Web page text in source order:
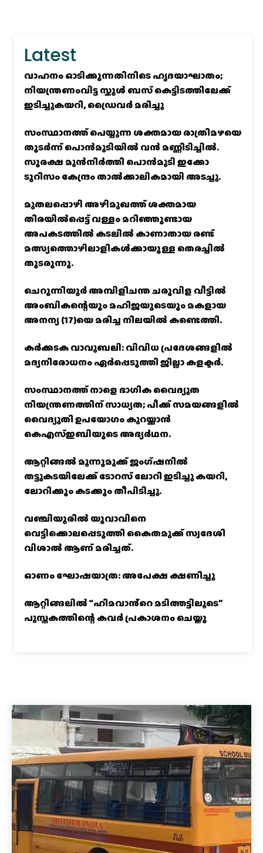
Latest
വാഹനം ഓടിക്കുന്നതിനിടെ ഹൃദയാഘാതം;
നിയന്ത്രണംവിട്ട സ്കൂൾ ബസ് കെട്ടിടത്തിലേക്ക്
ഇടിച്ചുകയറി, ഡ്രൈവർ മരിച്ചു
സംസ്ഥാനത്ത് പെയ്യുന്ന ശക്തമായ രാത്രിമഴയെ
തുടർന്ന് പൊൻമുടിയില്‍ വൻ മണ്ണിടിച്ചില്‍.
സുരക്ഷ മുൻനിർത്തി പൊൻമുടി ഇക്കോ
ടൂറിസം കേന്ദ്രം താല്‍ക്കാലികമായി അടച്ചു.
മുതലപ്പൊഴി അഴിമുഖത്ത് ശക്തമായ
തിരയിൽപ്പെട്ട് വള്ളം മറിഞ്ഞുണ്ടായ
അപകടത്തിൽ കടലിൽ കാണാതായ രണ്ട്
മത്സ്യത്തൊഴിലാളികൾക്കായുള്ള തെരച്ചിൽ
തുടരുന്നു.
ചെറുന്നിയൂർ അമ്പിളിചന്ത ചരുവിള വീട്ടിൽ
അംബികന്റെയും മഹിജയുടെയും മകളായ
അനന്യ (17)യെ മരിച്ച നിലയിൽ കണ്ടെത്തി.
കര്‍ക്കടക വാവുബലി: വിവിധ പ്രദേശങ്ങളില്‍
മദ്യനിരോധനം ഏര്‍പ്പെടുത്തി ജില്ലാ കളക്ടര്‍.
സംസ്ഥാനത്ത് നാളെ ഭാഗിക വൈദ്യുത
നിയന്ത്രണത്തിന് സാധ്യത; പീക്ക് സമയങ്ങളില്‍
വൈദ്യുതി ഉപയോഗം കുറയ്ക്കാൻ
കെഎസ്‌ഇബിയുടെ അഭ്യര്‍ഥന.
ആറ്റിങ്ങൽ മൂന്നുമുക്ക് ജംഗ്ഷനിൽ
തട്ടുകടയിലേക്ക് ടോറസ് ലോറി ഇടിച്ചു കയറി,
ലോറിക്കും കടക്കും തീപിടിച്ചു.
വഞ്ചിയൂരില്‍ യുവാവിനെ
വെട്ടിക്കൊലപ്പെടുത്തി കൈതമുക്ക് സ്വദേശി
വിശാല്‍ ആണ് മരിച്ചത്.
ഓണം ഘോഷയാത്ര: അപേക്ഷ ക്ഷണിച്ചു
ആറ്റിങ്ങലിൽ “ഹിമവാൻ്റെ മടിത്തട്ടിലൂടെ”
പുസ്തകത്തിന്റെ കവർ പ്രകാശനം ചെയ്തു